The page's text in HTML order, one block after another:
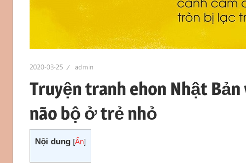
2020-03-25 admin
Truyện tranh ehon Nhật
não bộ ở trẻ nhỏ
Nội dung [Ẩn]